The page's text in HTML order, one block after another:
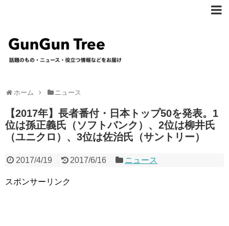
ホーム ニュース
【2017年】長者番付・日本トップ50を発表。1
位は孫正義氏（ソフトバンク）、2位は柳井氏
（ユニクロ）、3位は佐治氏（サントリー）
2017/4/19 2017/6/16 ニュース
スポンサーリンク